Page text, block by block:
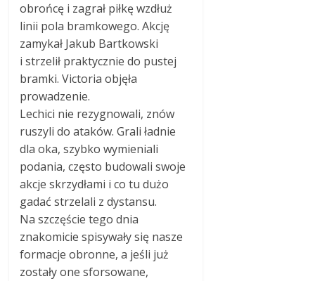
obrońcę i zagrał piłkę wzdłuż
linii pola bramkowego. Akcję
zamykał Jakub Bartkowski
i strzelił praktycznie do pustej
bramki. Victoria objęła
prowadzenie.
Lechici nie rezygnowali, znów
ruszyli do ataków. Grali ładnie
dla oka, szybko wymieniali
podania, często budowali swoje
akcje skrzydłami i co tu dużo
gadać strzelali z dystansu.
Na szczęście tego dnia
znakomicie spisywały się nasze
formacje obronne, a jeśli już
zostały one sforsowane,